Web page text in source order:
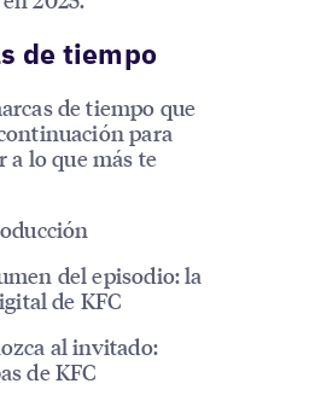
de tiempo
de tiempo que
para
a lo que más te
del episodio: la
de KFC
al invitado:
de KFC